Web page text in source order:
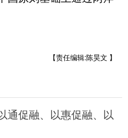
【责任编辑:陈昊文 】
通促融、以惠促融、以